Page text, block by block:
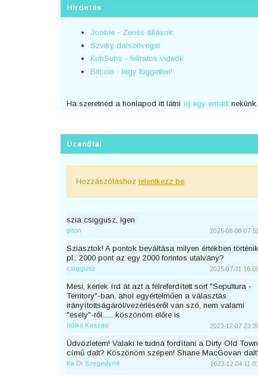
Hirdetés
Jooble - Zenés állások
Szviky dalszövegei
KubSubs - feliratos videók
Bitcoin - légy független!
Ha szeretnéd a honlapod itt látni írj egy emailtnekünk.
Üzenőfal
Hozzászóláshoz jelentkezz be
szia csiggusz, igen
piton 2025-08-08
Sziasztok! A pontok beváltása milyen értékben
pl.: 2000 pont az egy 2000 forintos utalvány?
csiggusz 2025-07-31
Mesi, kérlek írd át azt a félreferdített sort "Sepultura -
Territory"-ban, ahol egyértelműen a választás
irányítottságáról/vezérléséről van szó, nem valami
"esély"-ről...... köszönöm előre is
Ildikó Kaszás 2023-12-07
Üdvözletem! Valaki le tudná fordítani a Dirty Old Town
című dalt? Köszönöm szépen! Shane MacGovan
Ila Dr Szegedyné 2023-12-04